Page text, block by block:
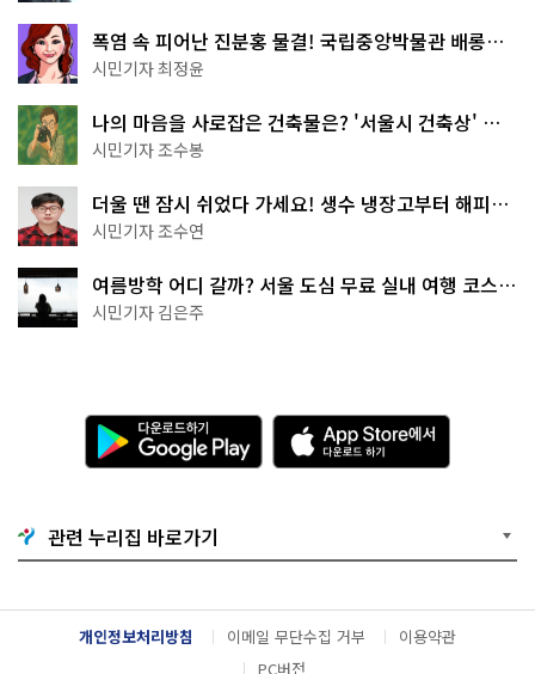
폭염 속 피어난 진분홍 물결! 국립중앙박물관 배롱나
무 명소
시민기자 최정윤
나의 마음을 사로잡은 건축물은? '서울시 건축상' 수
상작 공개!
시민기자 조수봉
더울 땐 잠시 쉬었다 가세요! 생수 냉장고부터 해피소
·무더위쉼터까지
시민기자 조수연
여름방학 어디 갈까? 서울 도심 무료 실내 여행 코스
추천
시민기자 김은주
다
운
로
기
G
o
g
l
e
A
p
p
e
서
다
운
관련 누리집 바로가기
개인정보처리방침 이메일 무단수집 거부
이용약관
PC버전